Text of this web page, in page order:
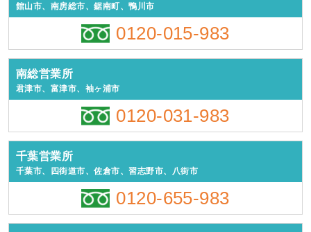
館山市、南房総市、鋸南町、鴨川市
0120-015-983
南総営業所
君津市、富津市、袖ヶ浦市
0120-031-983
千葉営業所
千葉市、四街道市、佐倉市、習志野市、八街市
0120-655-983